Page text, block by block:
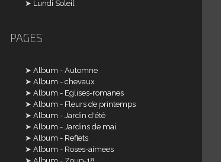
Lundi Soleil
PAGES
Album - Automne
Album - chevaux
Album - Eglises-romanes
Album - Fleurs de printemps
Album - Jardin d'été
Album - Jardins de mai
Album - Reflets
Album - Roses-aimees